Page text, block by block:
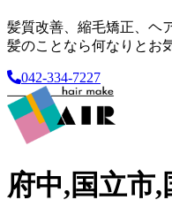
髪質改善、縮毛矯正、ヘ
髪のことなら何なりとお
042-334-7227
府中,国立市